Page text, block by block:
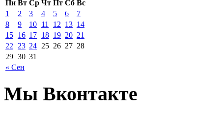
Пн Вт Ср Чт Пт Сб Вс
« Сен
1 2 3 4 5 6
7
8
9 10 11 12 13 14
15 16 17 18 19 20 21
22
23 24 25 26 27 28
29 30 31
Мы Вконтакте